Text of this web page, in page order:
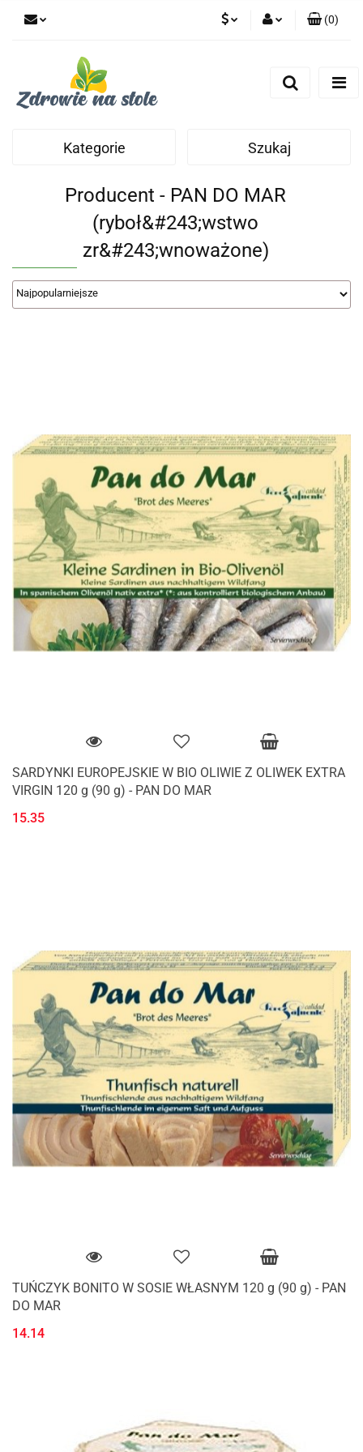
(0)
Kategorie Szukaj
Producent - PAN DO MAR
(ryboł&#243;wstwo
zr&#243;wnoważone)
SARDYNKI EUROPEJSKIE W BIO OLIWIE Z OLIWEK EXTRA
VIRGIN 120 g (90 g) - PAN DO MAR
15.35
TUŃCZYK BONITO W SOSIE WŁASNYM 120 g (90 g) - PAN
DO MAR
14.14